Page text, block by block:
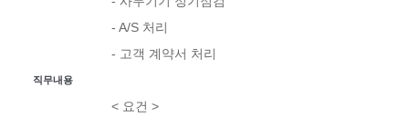
직무내용
- A/S 처리
- 고객 계약서 처리
< 요건 >